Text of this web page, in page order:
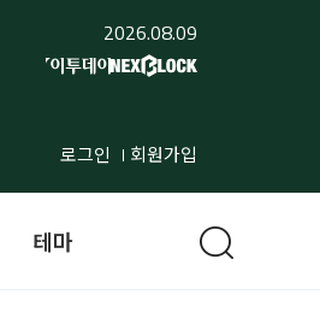
2026.08.09
로그인 회원가입
테마